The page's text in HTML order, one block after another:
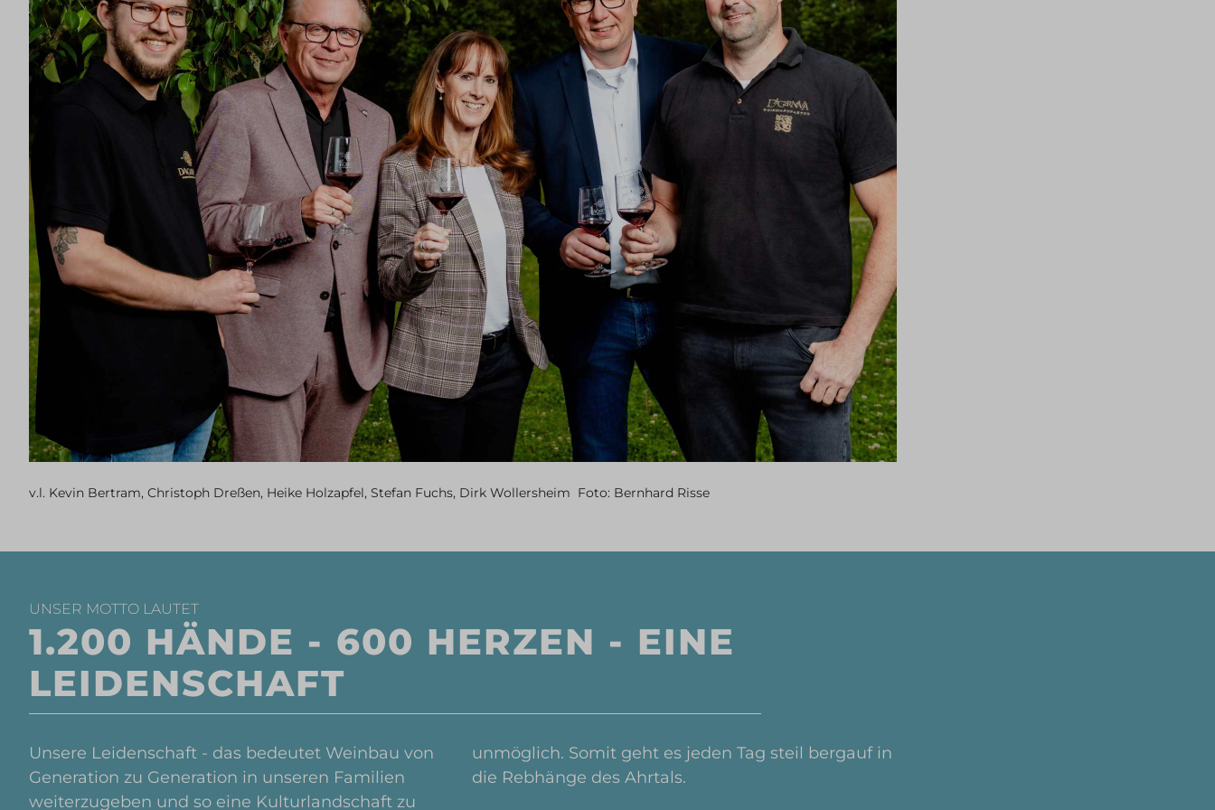
v.l. Kevin Bertram, Christoph Dreßen, Heike Holzapfel, Stefan Fuchs, Dirk Wollersheim Foto: Bernhard Risse
UNSER MOTTO LAUTET
1.200 HÄNDE - 600 HERZEN - EINE
LEIDENSCHAFT
Unsere Leidenschaft - das bedeutet Weinbau von
Generation zu Generation in unseren Familien
weiterzugeben und so eine Kulturlandschaft zu
unmöglich. Somit geht es jeden Tag steil bergauf in
die Rebhänge des Ahrtals.